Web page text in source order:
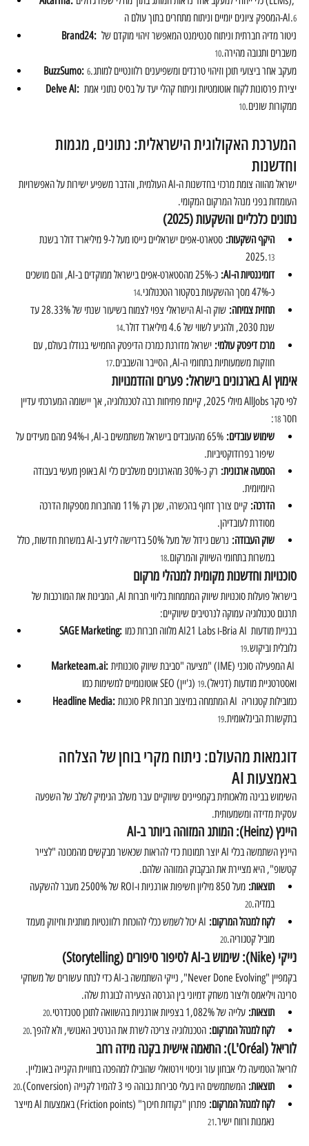
המספק ציונים יומיים וניתוח מתחרים בתוך עולם ה-AI.6
Brand24:
משברים ותגובה מהירה.10
BuzzSumo: מעקב אחר ביצועי תוכן וזיהוי טרנדים ומשפיענים רלוונטיים למותג.6
Delve AI:
ממקורות שונים.10
המערכת האקולוגית הישראלית: נתונים, מגמות
וחדשנות
ישראל מהווה צומת מרכזי בחדשנות ה-AI העולמית, והדבר משפיע ישירות על האפשרויות
העומדות בפני מנהל המרקום המקומי.
נתונים כלכליים והשקעות (2025)
היקף השקעות:
סטארט-אפים ישראליים גייסו מעל ל-9 מיליארד דולר בשנת
2025.13
דומיננטיות ה-AI:
כ-25% מהסטארט-אפים בישראל ממוקדים ב-AI, והם מושכים
כ-47% מסך ההשקעות בסקטור הטכנולוגי.
14
תחזית צמיחה:
שוק ה-AI הישראלי צפוי לצמוח בשיעור שנתי של 28.33% עד
שנת 2030, ולהגיע לשווי של 4.6 מיליארד דולר.
14
מרכז דיפטק עולמי: ישראל מדורגת כמרכז הדיפטק החמישי בגודלו בעולם, עם
חוזקות משמעותיות בתחומי ה-AI, הסייבר והשבבים.
17
אימוץ AI בארגונים בישראל: פערים והזדמנויות
לפי סקר AllJobs מיולי 2025, קיימת פתיחות רבה לטכנולוגיה, אך יישומה המערכתי עדיין
חסר 18
:
שימוש עובדים:
65% מהעובדים בישראל משתמשים ב-AI, ו-94% מהם מעידים על
שיפור בפרודוקטיביות.
הטמעה ארגונית:
רק כ-30% מהארגונים משלבים כלי AI באופן מעשי בעבודה
היומיומית.
הדרכה:
קיים צורך דחוף בהכשרה, שכן רק 11% מהחברות מספקות הדרכה
מסודרת לעובדיהן.
שוק העבודה:
נרשם גידול של מעל 50% בדרישה לידע ב-AI במשרות חדשות, כולל
במשרות בתחומי השיווק והמרקום.18
סוכנויות וחדשנות מקומית למנהלי מרקום
בישראל פועלות סוכנויות שיווק המתמחות בליווי חברות AI, המבינות את המורכבות של
תרגום טכנולוגיה עמוקה לנרטיבים שיווקיים:
SAGE Marketing:
גלובלית וביקוש.19
Marketeam.ai:
אוטונומיים למשימות כמו SEO (ג'יין) ואסטרטגיית מודעות (דניאל).19
Headline Media:
בתקשורת הבינלאומית.19
דוגמאות מהעולם: ניתוח מקרי בוחן של הצלחה
באמצעות AI
השימוש בבינה מלאכותית בקמפיינים שיווקיים עבר משלב הגימיק לשלב של השפעה
עסקית מדידה ומשמעותית.
היינץ (Heinz): המותג המזוהה ביותר ב-AI
היינץ השתמשה בכלי AI יוצר תמונות כדי להראות שכאשר מבקשים מהמכונה "לצייר
קטשופ", היא מציירת את הבקבוק המזוהה שלהם.
תוצאות:
מעל 850 מיליון חשיפות אורגניות ו-ROI של 2500% מעבר להשקעה
במדיה.20
לקח למנהל המרקום:
AI יכול לשמש ככלי להוכחת רלוונטיות מותגית וחיזוק מעמד
מוביל קטגוריה.20
נייקי (Nike): שימוש ב-AI לסיפור סיפורים (Storytelling)
בקמפיין "Never Done Evolving", נייקי השתמשה ב-AI כדי לנתח עשורים של משחקי
סרינה ויליאמס וליצור משחק דמיוני בין הגרסה הצעירה לבוגרת שלה.
תוצאות: עלייה של 1,082% בצפיות אורגניות בהשוואה לתוכן סטנדרטי. 20
לקח למנהל המרקום: הטכנולוגיה צריכה לשרת את הנרטיב האנושי, ולא להפך.20
לוריאל (L'Oréal): התאמה אישית בקנה מידה רחב
לוריאל הטמיעה כלי אבחון עור וניסוי וירטואלי שהובילו למהפכה בחוויית הקנייה באונליין.
תוצאות: המשתמשים היו בעלי סבירות גבוהה פי 3 להמיר לקנייה (Conversion). 20
לקח למנהל המרקום:
פתרון "נקודות חיכוך" (Friction points) באמצעות AI מייצר
נאמנות ורווח ישיר.21